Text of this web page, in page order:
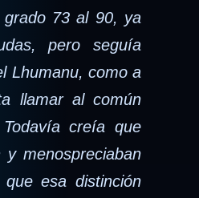
73 al 90, ya
pero seguía
Lhumanu, como a
llamar al común
creía que
y menospreciaban
esa distinción